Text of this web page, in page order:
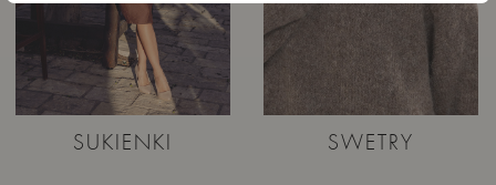
SUKIENKI SWETRY